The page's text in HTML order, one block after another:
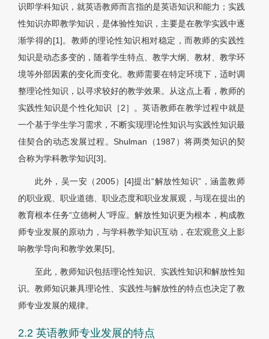
识即学科知识，就英语教师而言指的是英语知识和能力；实践
性知识亦即教学知识，是体验性知识，主要是在教学实践中逐
渐学得的[1]。教师的理论性知识相对稳定，而教师的实践性
知识是动态多变的，随着学生特点、教学大纲、教材、教学环
境等外部因素的变化而变化。教师需要在特定环境下，适时调
整理论性知识，以寻求较好的教学效果。从这点上看，教师的
实践性知识是个性化知识［2］。英语教师在教学过程中就是
一个基于学生学习需求，不断实现理论性知识与实践性知识最
佳契合的动态发展过程。Shulman（1987）将两类知识的契
合称为学科教学知识[3]。
此外，吴一安（2005）[4]提出“解放性知识”，涵盖教师
的职业观、职业道德、职业态度和职业发展观，与现在提出的
教育根本任务“立德树人”呼应。解放性知识更为根本，构成教
师专业发展的原动力，与学科教学知识互动，在宏观意义上影
响教学导向和教学效果[5]。
至此，教师知识包括理论性知识、实践性知识和解放性知
识。教师知识兼具理论性、实践性与解放性的特点也决定了教
师专业发展的规律。
2.2 英语教师专业发展的特点